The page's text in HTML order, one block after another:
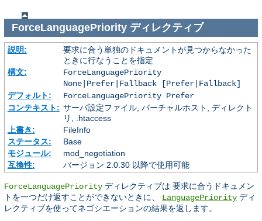
ForceLanguagePriorityディレクティブ
説明:
要求に合う単独のドキュメントが見つからなかった
ときに行なうことを指定
構文:
ForceLanguagePriority
None|Prefer|Fallback [Prefer|Fallback]
デフォルト:
ForceLanguagePriority Prefer
コンテキスト: サーバ設定ファイル, バーチャルホスト, ディレクト
リ, .htaccess
上書き:
FileInfo
ステータス:
Base
モジュール:
mod_negotiation
互換性:
バージョン 2.0.30 以降で使用可能
ForceLanguagePriority ディレクティブは 要求に合うドキュメン
トを一つだけ返すことができないときに、 LanguagePriority ディ
レクティブを使ってネゴシエーションの結果を返します。